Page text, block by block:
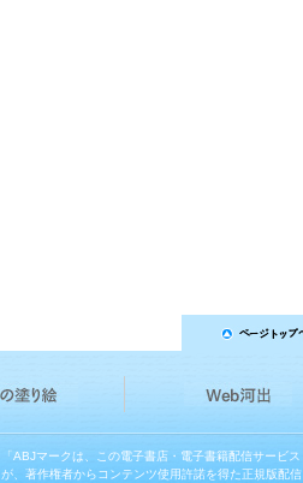
「ABJマークは、この電子書店・電子書籍配信サービス
が、著作権者からコンテンツ使用許諾を得た正規版配信